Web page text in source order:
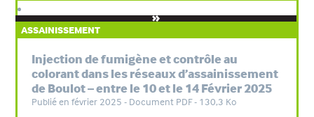
ASSAINISSEMENT
Injection de fumigène et contrôle au
colorant dans les réseaux d’assainissement
de Boulot – entre le 10 et le 14 Février 2025
Publié en février 2025 - Document PDF - 130,3 Ko